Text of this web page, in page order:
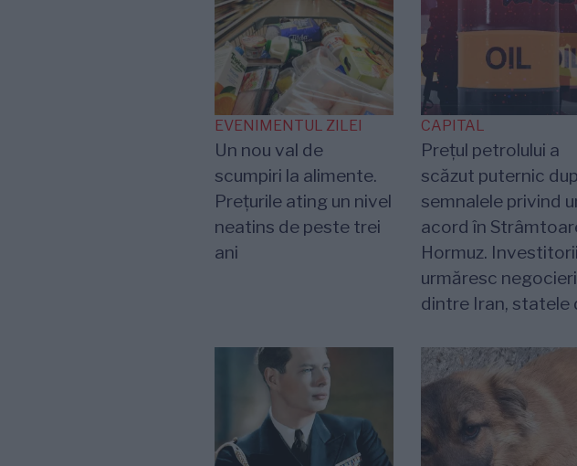
EVENIMENTUL ZILEI
Un nou val de
scumpiri la alimente.
Prețurile ating un nivel
neatins de peste trei
ani
CAPITAL
Prețul petrolului a
scăzut puternic
semnalele privind
acord în
Hormuz. Investitorii
urmăresc
dintre Iran, statele